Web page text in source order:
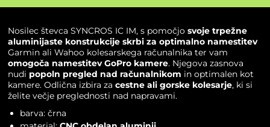
Nosilec števca SYNCROS IC IM, s pomočjo svoje trpežne
aluminijaste konstrukcije skrbi za optimalno namestitev
Garmin ali Wahoo kolesarskega računalnika ter vam
omogoča namestitev GoPro kamere. Njegova zasnova
nudi popoln pregled nad računalnikom in optimalen kot
kamere. Odlična izbira za cestne ali gorske kolesarje, ki si
želite večje preglednosti nad napravami.
barva: črna